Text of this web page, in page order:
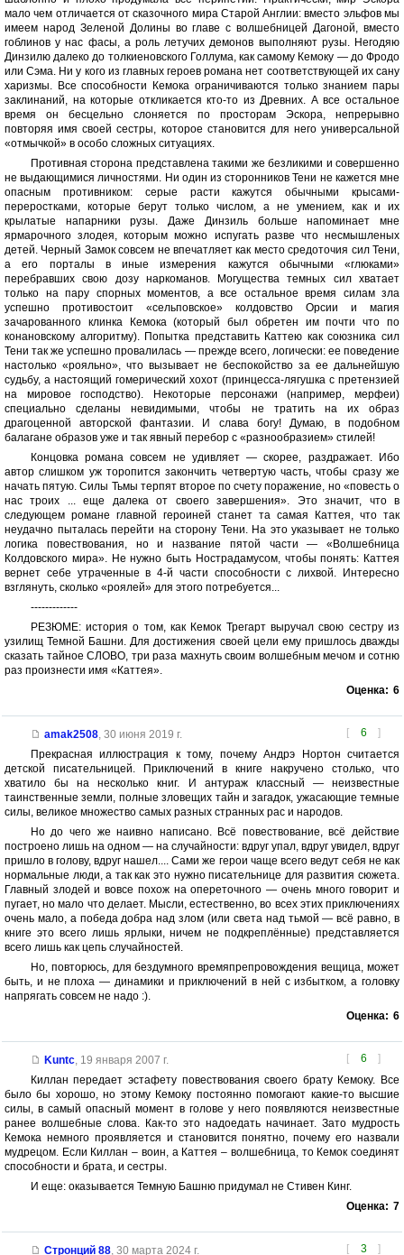
мало чем отличается от сказочного мира Старой Англии: вместо эльфов мы
имеем народ Зеленой Долины во главе с волшебницей Дагоной, вместо
гоблинов у нас фасы, а роль летучих демонов выполняют рузы. Негодяю
Динзилю далеко до толкиеновского Голлума, как самому Кемоку — до Фродо
или Сэма. Ни у кого из главных героев романа нет соответствующей их сану
харизмы. Все способности Кемока ограничиваются только знанием пары
заклинаний, на которые откликается кто-то из Древних. А все остальное
время он бесцельно слоняется по просторам Эскора, непрерывно
повторяя имя своей сестры, которое становится для него универсальной
«отмычкой» в особо сложных ситуациях.
Противная сторона представлена такими же безликими и совершенно
не выдающимися личностями. Ни один из сторонников Тени не кажется мне
опасным противником: серые расти кажутся обычными крысами-
переростками, которые берут только числом, а не умением, как и их
крылатые напарники рузы. Даже Динзиль больше напоминает мне
ярмарочного злодея, которым можно испугать разве что несмышленых
детей. Черный Замок совсем не впечатляет как место средоточия сил Тени,
а его порталы в иные измерения кажутся обычными «глюками»
перебравших свою дозу наркоманов. Могущества темных сил хватает
только на пару спорных моментов, а все остальное время силам зла
успешно противостоит «сельповское» колдовство Орсии и магия
зачарованного клинка Кемока (который был обретен им почти что по
конановскому алгоритму). Попытка представить Каттею как союзника сил
Тени так же успешно провалилась — прежде всего, логически: ее поведение
настолько «рояльно», что вызывает не беспокойство за ее дальнейшую
судьбу, а настоящий гомерический хохот (принцесса-лягушка с претензией
на мировое господство). Некоторые персонажи (например, мерфеи)
специально сделаны невидимыми, чтобы не тратить на их образ
драгоценной авторской фантазии. И слава богу! Думаю, в подобном
балагане образов уже и так явный перебор с «разнообразием» стилей!
Концовка романа совсем не удивляет — скорее, раздражает. Ибо
автор слишком уж торопится закончить четвертую часть, чтобы сразу же
начать пятую. Силы Тьмы терпят второе по счету поражение, но «повесть о
нас троих ... еще далека от своего завершения». Это значит, что в
следующем романе главной героиней станет та самая Каттея, что так
неудачно пыталась перейти на сторону Тени. На это указывает не только
логика повествования, но и название пятой части — «Волшебница
Колдовского мира». Не нужно быть Нострадамусом, чтобы понять: Каттея
вернет себе утраченные в 4-й части способности с лихвой. Интересно
взглянуть, сколько «роялей» для этого потребуется...
-------------
РЕЗЮМЕ: история о том, как Кемок Трегарт выручал свою сестру из
узилищ Темной Башни. Для достижения своей цели ему пришлось дважды
сказать тайное СЛОВО, три раза махнуть своим волшебным мечом и сотню
раз произнести имя «Каттея».
Оценка: 6
[ 6 ]
amak2508, 30 июня 2019 г.
Прекрасная иллюстрация к тому, почему Андрэ Нортон считается
детской писательницей. Приключений в книге накручено столько, что
хватило бы на несколько книг. И антураж классный — неизвестные
таинственные земли, полные зловещих тайн и загадок, ужасающие темные
силы, великое множество самых разных странных рас и народов.
Но до чего же наивно написано. Всё повествование, всё действие
построено лишь на одном — на случайности: вдруг упал, вдруг увидел, вдруг
пришло в голову, вдруг нашел.... Сами же герои чаще всего ведут себя не как
нормальные люди, а так как это нужно писательнице для развития сюжета.
Главный злодей и вовсе похож на опереточного — очень много говорит и
пугает, но мало что делает. Мысли, естественно, во всех этих приключениях
очень мало, а победа добра над злом (или света над тьмой — всё равно, в
книге это всего лишь ярлыки, ничем не подкреплённые) представляется
всего лишь как цепь случайностей.
Но, повторюсь, для бездумного времяпрепровождения вещица, может
быть, и не плоха — динамики и приключений в ней с избытком, а головку
напрягать совсем не надо :).
Оценка: 6
[ 6 ]
Kuntc, 19 января 2007 г.
Киллан передает эстафету повествования своего брату Кемоку. Все
было бы хорошо, но этому Кемоку постоянно помогают какие-то высшие
силы, в самый опасный момент в голове у него появляются неизвестные
ранее волшебные слова. Как-то это надоедать начинает. Зато мудрость
Кемока немного проявляется и становится понятно, почему его назвали
мудрецом. Если Киллан – воин, а Каттея – волшебница, то Кемок соединят
способности и брата, и сестры.
И еще: оказывается Темную Башню придумал не Стивен Кинг.
Оценка: 7
[ 3 ]
Стронций 88, 30 марта 2024 г.